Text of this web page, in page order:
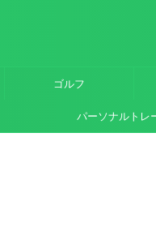
ゴルフ
パーソナルトレ